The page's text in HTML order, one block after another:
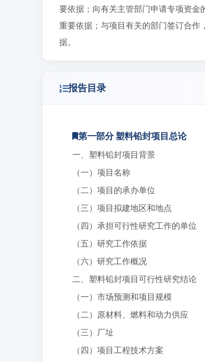
要依据；向有关主管部门申请专项资
重要依据；与项目有关的部门签订合
据。
报告目录
第一部分 塑料铅封项目总论
一、塑料铅封项目背景
（一）项目名称
（二）项目的承办单位
（三）项目拟建地区和地点
（四）承担可行性研究工作的单位
（五）研究工作依据
（六）研究工作概况
二、塑料铅封项目可行性研究结论
（一）市场预测和项目规模
（二）原材料、燃料和动力供应
（三）厂址
（四）项目工程技术方案